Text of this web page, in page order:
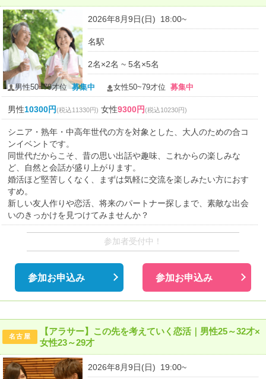
2026年8月9日(日) 18:00~
名駅
2名×2名 ~ 5名×5名
男性50~79才位募集中 女性50~79才位 募集中
男性10300円(税込11330円) 女性9300円(税込10230円)
シニア・熟年・中高年世代の方を対象とした、大人のための合コ
ンイベントです。
同世代だからこそ、昔の思い出話や趣味、これからの楽しみな
ど、自然と会話が盛り上がります。
婚活ほど堅苦しくなく、まずは気軽に交流を楽しみたい方におす
すめ。
新しい友人作りや恋活、将来のパートナー探しまで、素敵な出会
いのきっかけを見つけてみませんか？
参加者受付中！
参加お申込み 参加お申込み
名古屋
【アラサー】この先を考えていく恋活｜男性25～32才×
女性23～29才
2026年8月9日(日) 19:00~